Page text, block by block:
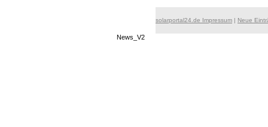
solarportal24.de Impressum | Neue
News_V2